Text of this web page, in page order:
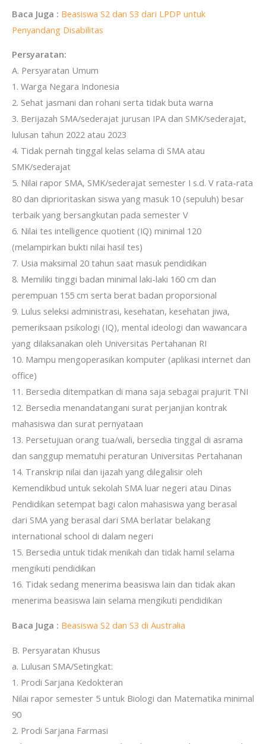
Baca Juga : Beasiswa S2 dan S3 dari LPDP untuk
Penyandang Disabilitas
Persyaratan:
A. Persyaratan Umum
1. Warga Negara Indonesia
2. Sehat jasmani dan rohani serta tidak buta warna
3. Berijazah SMA/sederajat jurusan IPA dan SMK/sederajat,
lulusan tahun 2022 atau 2023
4. Tidak pernah tinggal kelas selama di SMA atau
SMK/sederajat
5. Nilai rapor SMA, SMK/sederajat semester I s.d. V rata-rata
80 dan diprioritaskan siswa yang masuk 10 (sepuluh) besar
terbaik yang bersangkutan pada semester V
6. Nilai tes intelligence quotient (IQ) minimal 120
(melampirkan bukti nilai hasil tes)
7. Usia maksimal 20 tahun saat masuk pendidikan
8. Memiliki tinggi badan minimal laki-laki 160 cm dan
perempuan 155 cm serta berat badan proporsional
9. Lulus seleksi administrasi, kesehatan, kesehatan jiwa,
pemeriksaan psikologi (IQ), mental ideologi dan wawancara
yang dilaksanakan oleh Universitas Pertahanan RI
10. Mampu mengoperasikan komputer (aplikasi internet dan
office)
11. Bersedia ditempatkan di mana saja sebagai prajurit TNI
12. Bersedia menandatangani surat perjanjian kontrak
mahasiswa dan surat pernyataan
13. Persetujuan orang tua/wali, bersedia tinggal di asrama
dan sanggup mematuhi peraturan Universitas Pertahanan
14. Transkrip nilai dan ijazah yang dilegalisir oleh
Kemendikbud untuk sekolah SMA luar negeri atau Dinas
Pendidikan setempat bagi calon mahasiswa yang berasal
dari SMA yang berasal dari SMA berlatar belakang
international school di dalam negeri
15. Bersedia untuk tidak menikah dan tidak hamil selama
mengikuti pendidikan
16. Tidak sedang menerima beasiswa lain dan tidak akan
menerima beasiswa lain selama mengikuti pendidikan
Baca Juga : Beasiswa S2 dan S3 di Australia
B. Persyaratan Khusus
a. Lulusan SMA/Setingkat:
1. Prodi Sarjana Kedokteran
Nilai rapor semester 5 untuk Biologi dan Matematika minimal
90
2. Prodi Sarjana Farmasi